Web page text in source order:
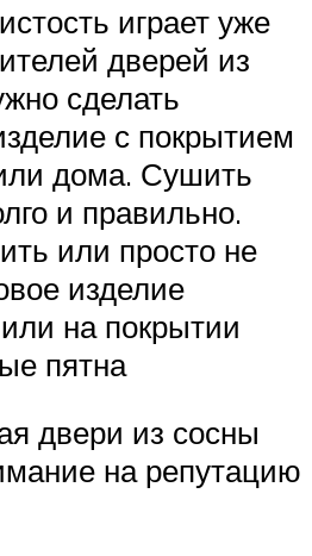
играет уже
дверей из
сделать
с покрытием
дома. Сушить
и правильно.
или просто не
изделие
на покрытии
пятна
двери из сосны
на репутацию